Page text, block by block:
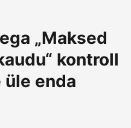
„Maksed
kontroll
üle enda